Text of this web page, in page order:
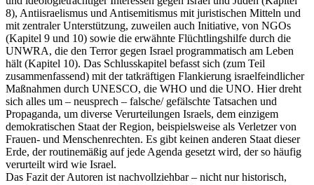
8), Antiisraelismus und Antisemitismus mit juristischen Mitteln und
mit zentraler Unterstützung, zuweilen auch Initiative, von NGOs
(Kapitel 9 und 10) sowie die erwähnte Flüchtlingshilfe durch die
UNWRA, die den Terror gegen Israel programmatisch am Leben
hält (Kapitel 10). Das Schlusskapitel befasst sich (zum Teil
zusammenfassend) mit der tatkräftigen Flankierung israelfeindlicher
Maßnahmen durch UNESCO, die WHO und die UNO. Hier dreht
sich alles um – neusprech – falsche/ gefälschte Tatsachen und
Propaganda, um diverse Verurteilungen Israels, dem einzigem
demokratischen Staat der Region, beispielsweise als Verletzer von
Frauen- und Menschenrechten. Es gibt keinen anderen Staat dieser
Erde, der routinemäßig auf jede Agenda gesetzt wird, der so häufig
verurteilt wird wie Israel.
Das Fazit der Autoren ist nachvollziehbar – nicht nur historisch,